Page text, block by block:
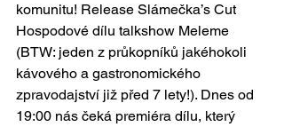
komunitu! Release Slámečka’s Cut
Hospodové dílu talkshow Meleme
(BTW: jeden z průkopníků jakéhokoli
kávového a gastronomického
zpravodajství již před 7 lety!). Dnes od
19:00 nás čeká premiéra dílu, který